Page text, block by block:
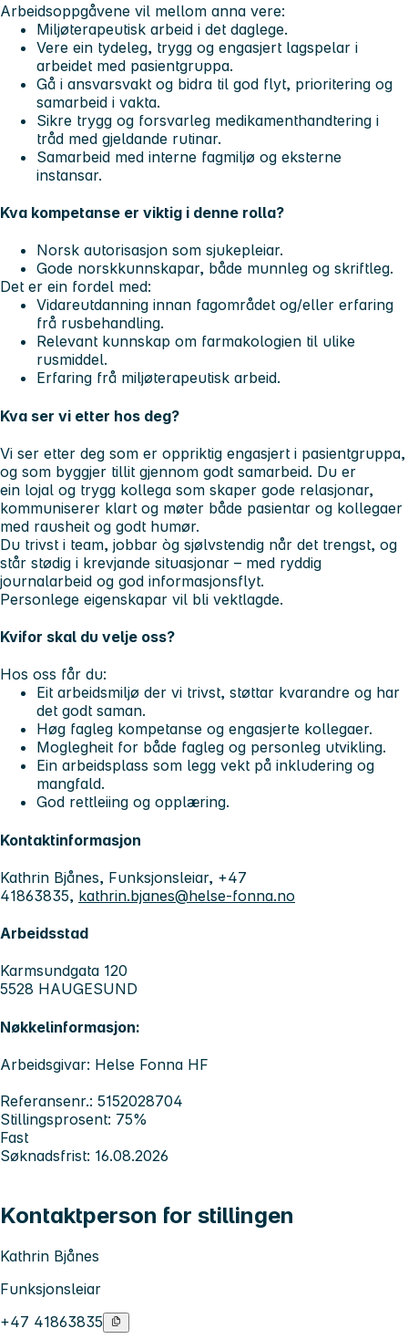
Arbeidsoppgåvene vil mellom anna vere:
Miljøterapeutisk arbeid i det daglege.
Vere ein tydeleg, trygg og engasjert lagspelar i
arbeidet med pasientgruppa.
Gå i ansvarsvakt og bidra til god flyt, prioritering og
samarbeid i vakta.
Sikre trygg og forsvarleg medikamenthandtering i
tråd med gjeldande rutinar.
Samarbeid med interne fagmiljø og eksterne
instansar.
Kva kompetanse er viktig i denne rolla?
Norsk autorisasjon som sjukepleiar.
Gode norskkunnskapar, både munnleg og skriftleg.
Det er ein fordel med:
Vidareutdanning innan fagområdet og/eller erfaring
frå rusbehandling.
Relevant kunnskap om farmakologien til ulike
rusmiddel.
Erfaring frå miljøterapeutisk arbeid.
Kva ser vi etter hos deg?
Vi ser etter deg som er oppriktig engasjert i pasientgruppa,
og som byggjer tillit gjennom godt samarbeid. Du er
ein lojal og trygg kollega som skaper gode relasjonar,
kommuniserer klart og møter både pasientar og kollegaer
med rausheit og godt humør.
Du trivst i team, jobbar òg sjølvstendig når det trengst, og
står stødig i krevjande situasjonar – med ryddig
journalarbeid og god informasjonsflyt.
Personlege eigenskapar vil bli vektlagde.
Kvifor skal du velje oss?
Hos oss får du:
Eit arbeidsmiljø der vi trivst, støttar kvarandre og har
det godt saman.
Høg fagleg kompetanse og engasjerte kollegaer.
Moglegheit for både fagleg og personleg utvikling.
Ein arbeidsplass som legg vekt på inkludering og
mangfald.
God rettleiing og opplæring.
Kontaktinformasjon
Kathrin Bjånes, Funksjonsleiar, +47
41863835, kathrin.bjanes@helse-fonna.no
Arbeidsstad
Karmsundgata 120
5528 HAUGESUND
Nøkkelinformasjon:
Arbeidsgivar: Helse Fonna HF
Referansenr.: 5152028704
Stillingsprosent: 75%
Fast
Søknadsfrist: 16.08.2026
Kontaktperson for stillingen
Kathrin Bjånes
Funksjonsleiar
+47 41863835